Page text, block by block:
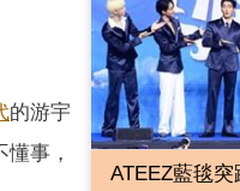
的游宇
事，
ATEEZ藍毯